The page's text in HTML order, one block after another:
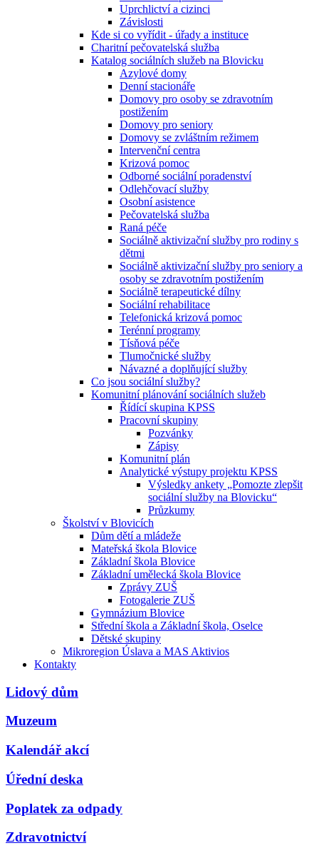
Uprchlictví a cizinci
Závislosti
Kde si co vyřídit - úřady a instituce
Charitní pečovatelská služba
Katalog sociálních služeb na Blovicku
Azylové domy
Denní stacionáře
Domovy pro osoby se zdravotním
postižením
Domovy pro seniory
Domovy se zvláštním režimem
Intervenční centra
Krizová pomoc
Odborné sociální poradenství
Odlehčovací služby
Osobní asistence
Pečovatelská služba
Raná péče
Sociálně aktivizační služby pro rodiny s
dětmi
Sociálně aktivizační služby pro seniory a
osoby se zdravotním postižením
Sociálně terapeutické dílny
Sociální rehabilitace
Telefonická krizová pomoc
Terénní programy
Tísňová péče
Tlumočnické služby
Návazné a doplňující služby
Co jsou sociální služby?
Komunitní plánování sociálních služeb
Řídící skupina KPSS
Pracovní skupiny
Pozvánky
Zápisy
Komunitní plán
Analytické výstupy projektu KPSS
Výsledky ankety „Pomozte zlepšit
sociální služby na Blovicku“
Průzkumy
Školství v Blovicích
Dům dětí a mládeže
Mateřská škola Blovice
Základní škola Blovice
Základní umělecká škola Blovice
Zprávy ZUŠ
Fotogalerie ZUŠ
Gymnázium Blovice
Střední škola a Základní škola, Oselce
Dětské skupiny
Mikroregion Úslava a MAS Aktivios
Kontakty
Lidový dům
Muzeum
Kalendář akcí
Úřední deska
Poplatek za odpady
Zdravotnictví